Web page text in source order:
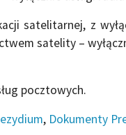
satelitarnej, z
satelity –
pocztowych.
, Dokumenty